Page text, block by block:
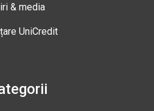
& media
UniCredit